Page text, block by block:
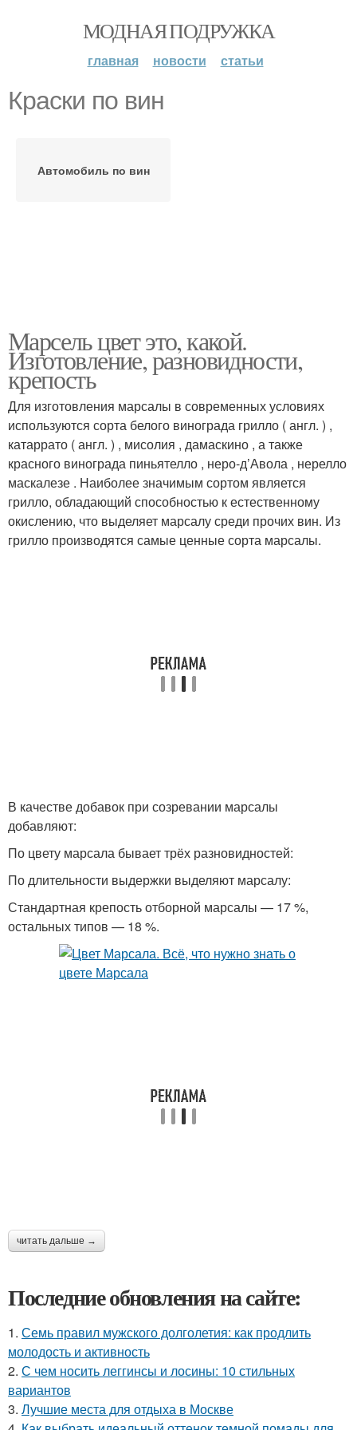
МОДНАЯ ПОДРУЖКА
главная новости статьи
Краски по вин
Автомобиль по вин
Марсель цвет это, какой.
Изготовление, разновидности,
крепость
Для изготовления марсалы в современных условиях
используются сорта белого винограда грилло ( англ. ) ,
катаррато ( англ. ) , мисолия , дамаскино , а также
красного винограда пиньятелло , неро-д’Авола , нерелло
маскалезе . Наиболее значимым сортом является
грилло, обладающий способностью к естественному
окислению, что выделяет марсалу среди прочих вин. Из
грилло производятся самые ценные сорта марсалы.
В качестве добавок при созревании марсалы
добавляют:
По цвету марсала бывает трёх разновидностей:
По длительности выдержки выделяют марсалу:
Стандартная крепость отборной марсалы — 17 %,
остальных типов — 18 %.
читать дальше →
Последние обновления на сайте:
1. Семь правил мужского долголетия: как продлить
молодость и активность
2. С чем носить леггинсы и лосины: 10 стильных
вариантов
3. Лучшие места для отдыха в Москве